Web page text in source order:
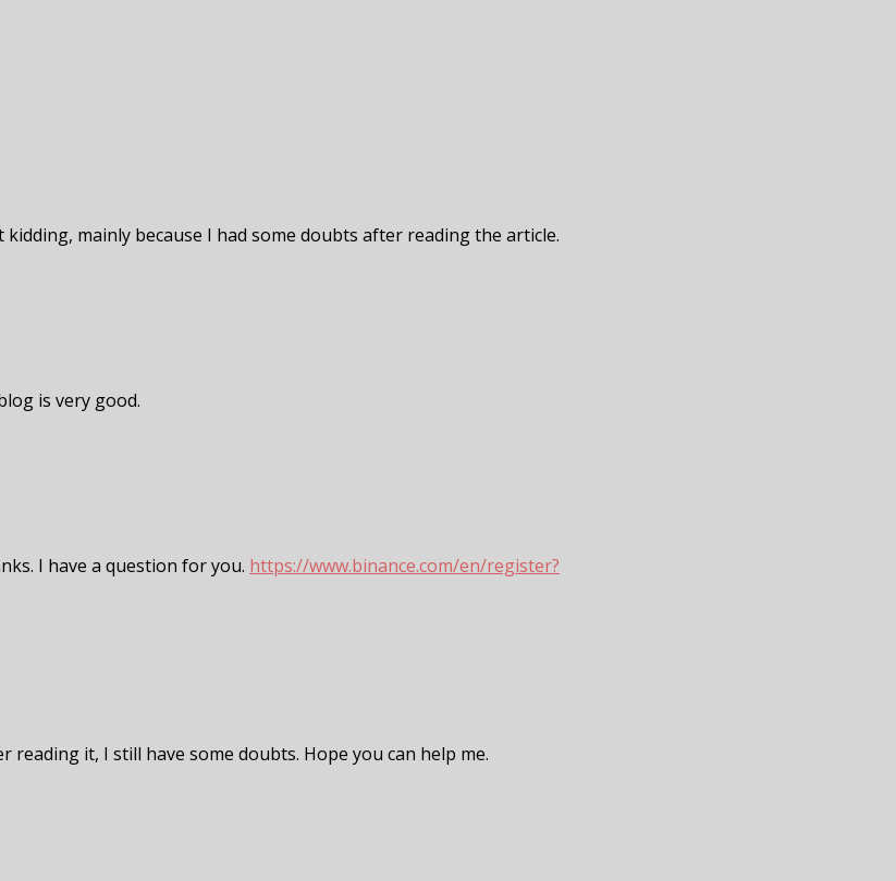
mainly because I had some doubts after reading the article.
is very good.
I have a question for you. https://www.binance.com/en/register?
it, I still have some doubts. Hope you can help me.